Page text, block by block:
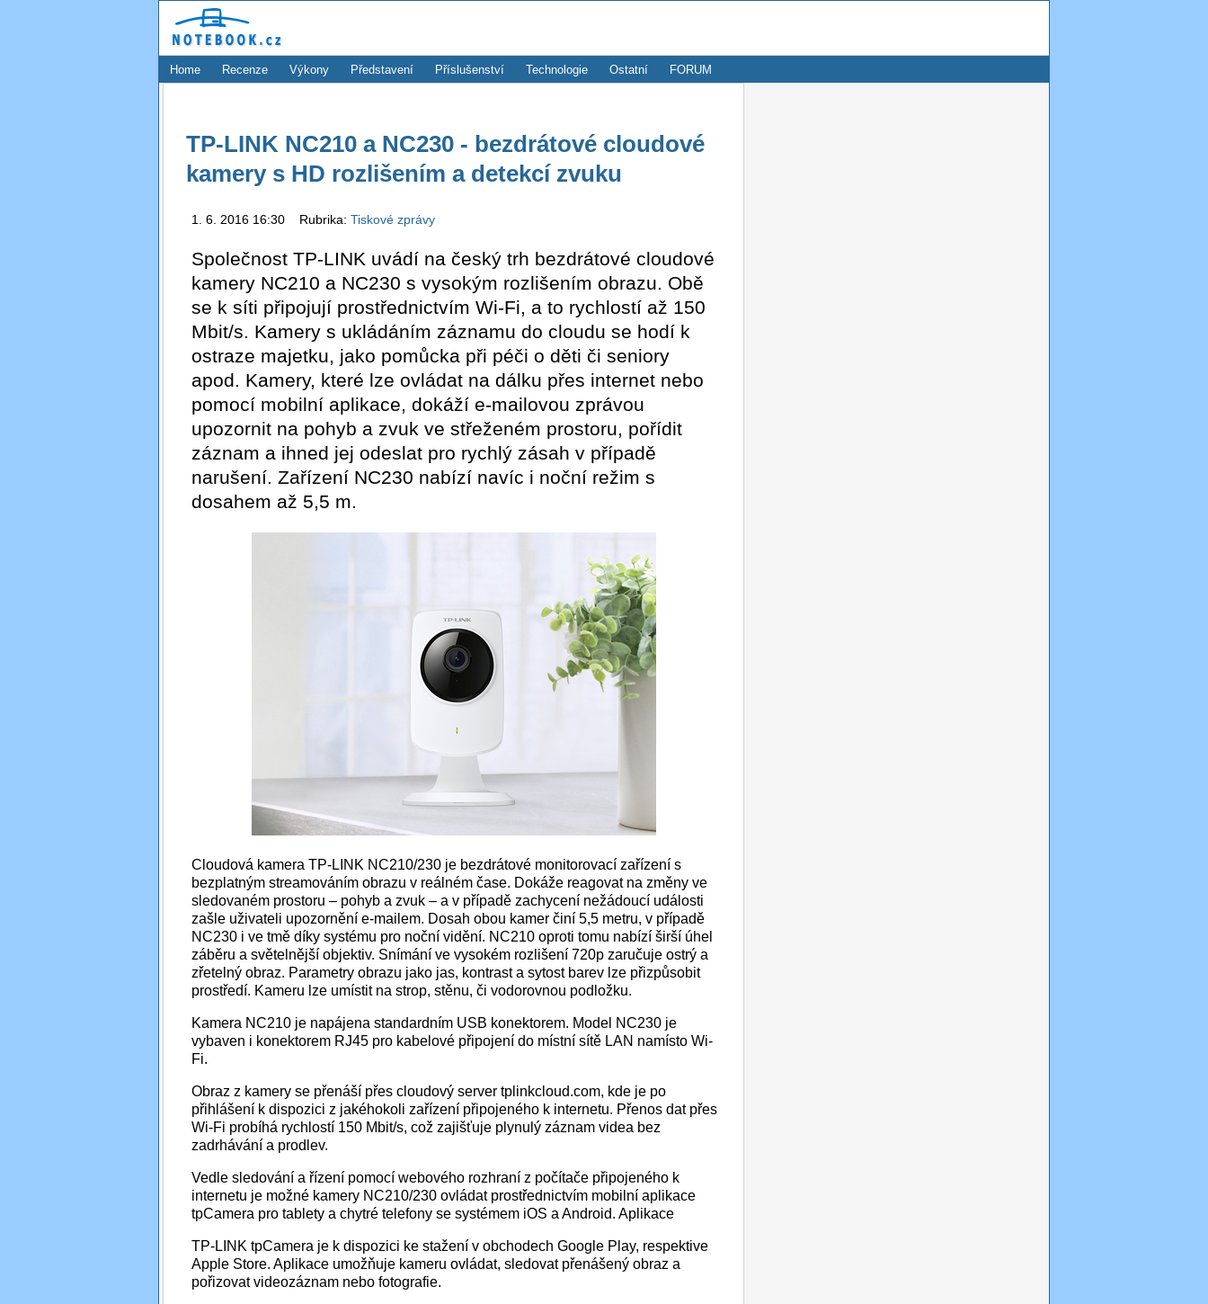
Home Recenze Výkony Představení Příslušenství Technologie Ostatní FORUM
TP-LINK NC210 a NC230 - bezdrátové cloudové
kamery s HD rozlišením a detekcí zvuku
1. 6. 2016 16:30 Rubrika: Tiskové zprávy
Společnost TP-LINK uvádí na český trh bezdrátové cloudové
kamery NC210 a NC230 s vysokým rozlišením obrazu. Obě
se k síti připojují prostřednictvím Wi-Fi, a to rychlostí až 150
Mbit/s. Kamery s ukládáním záznamu do cloudu se hodí k
ostraze majetku, jako pomůcka při péči o děti či seniory
apod. Kamery, které lze ovládat na dálku přes internet nebo
pomocí mobilní aplikace, dokáží e-mailovou zprávou
upozornit na pohyb a zvuk ve střeženém prostoru, pořídit
záznam a ihned jej odeslat pro rychlý zásah v případě
narušení. Zařízení NC230 nabízí navíc i noční režim s
dosahem až 5,5 m.
Cloudová kamera TP-LINK NC210/230 je bezdrátové monitorovací zařízení s
bezplatným streamováním obrazu v reálném čase. Dokáže reagovat na změny ve
sledovaném prostoru – pohyb a zvuk – a v případě zachycení nežádoucí události
zašle uživateli upozornění e-mailem. Dosah obou kamer činí 5,5 metru, v případě
NC230 i ve tmě díky systému pro noční vidění. NC210 oproti tomu nabízí širší úhel
záběru a světelnější objektiv. Snímání ve vysokém rozlišení 720p zaručuje ostrý a
zřetelný obraz. Parametry obrazu jako jas, kontrast a sytost barev lze přizpůsobit
prostředí. Kameru lze umístit na strop, stěnu, či vodorovnou podložku.
Kamera NC210 je napájena standardním USB konektorem. Model NC230 je
vybaven i konektorem RJ45 pro kabelové připojení do místní sítě LAN namísto Wi-
Fi.
Obraz z kamery se přenáší přes cloudový server tplinkcloud.com, kde je po
přihlášení k dispozici z jakéhokoli zařízení připojeného k internetu. Přenos dat přes
Wi-Fi probíhá rychlostí 150 Mbit/s, což zajišťuje plynulý záznam videa bez
zadrhávání a prodlev.
Vedle sledování a řízení pomocí webového rozhraní z počítače připojeného k
internetu je možné kamery NC210/230 ovládat prostřednictvím mobilní aplikace
tpCamera pro tablety a chytré telefony se systémem iOS a Android. Aplikace
TP-LINK tpCamera je k dispozici ke stažení v obchodech Google Play, respektive
Apple Store. Aplikace umožňuje kameru ovládat, sledovat přenášený obraz a
pořizovat videozáznam nebo fotografie.